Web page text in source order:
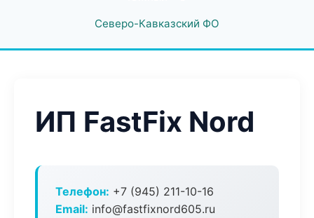
Северо-Кавказский ФО
ИП FastFix Nord
Телефон: +7 (945) 211-10-16
Email: info@fastfixnord605.ru